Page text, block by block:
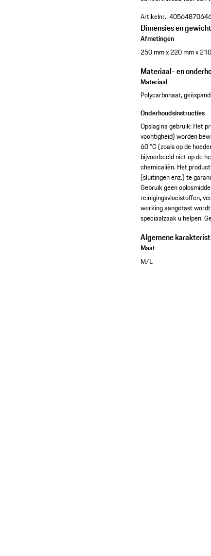
Artikelnr.:
Dimensies en gewicht
Afmetingen
250 mm x 220 mm x
Materiaal- en
Materiaal
Polycarbonaat,
Onderhoudsinstructies
Opslag na gebruik: Het
vochtigheid) worden
60 °C (zoals op de
bijvoorbeeld niet op de
chemicaliën. Het
(sluitingen enz.) te
Gebruik geen
reinigingsvloeistoffen,
werking aangetast
speciaalzaak u helpen.
Algemene
Maat
M/L